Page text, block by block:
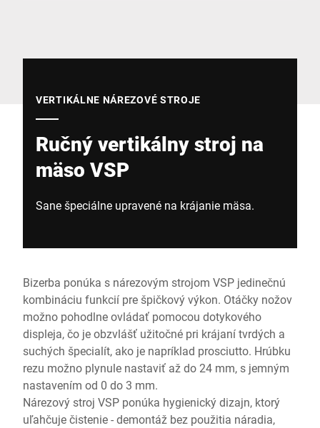
VERTIKÁLNE NÁREZOVÉ STROJE
Ručný vertikálny stroj na
mäso VSP
Sane špeciálne upravené na krájanie mäsa.
Bizerba ponúka s nárezovým strojom VSP jedinečnú
kombináciu funkcií pre špičkový výkon. Otáčky nožov
možno pohodlne ovládať pomocou dotykového
displeja, čo je obzvlášť užitočné pri krájaní tvrdých a
suchých špecialít, ako je napríklad prosciutto. Hrúbku
rezu možno plynule nastaviť až do 24 mm, s jemným
nastavením od 0 do 3 mm.
Nárezový stroj VSP ponúka hygienický dizajn, ktorý
uľahčuje čistenie - demontáž bez použitia náradia,